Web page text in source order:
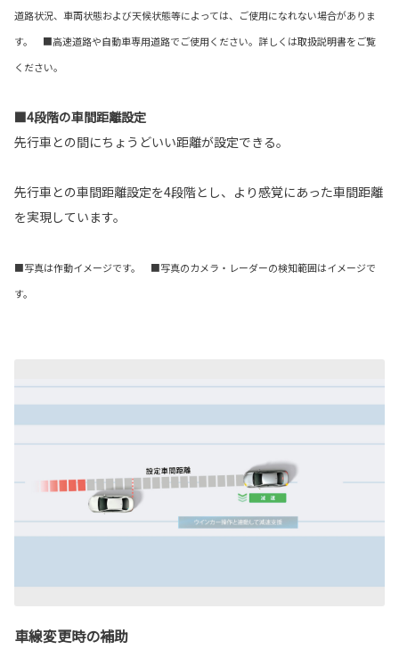
道路状況、車両状態および天候状態等によっては、ご使用になれない場合がありま
す。 ■高速道路や自動車専用道路でご使用ください。詳しくは取扱説明書をご覧
ください。
■4段階の車間距離設定
先行車との間にちょうどいい距離が設定できる。
先行車との車間距離設定を4段階とし、より感覚にあった車間距離
を実現しています。
■写真は作動イメージです。 ■写真のカメラ・レーダーの検知範囲はイメージで
す。
車線変更時の補助